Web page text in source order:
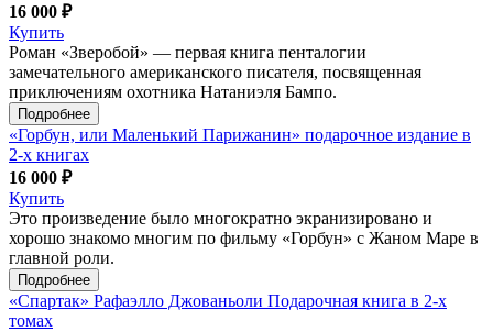
16 000 ₽
Купить
Роман «Зверобой» — первая книга пенталогии
замечательного американского писателя, посвященная
приключениям охотника Натаниэля Бампо.
Подробнее
«Горбун, или Маленький Парижанин» подарочное издание в
2-х книгах
16 000 ₽
Купить
Это произведение было многократно экранизировано и
хорошо знакомо многим по фильму «Горбун» с Жаном Маре в
главной роли.
Подробнее
«Спартак» Рафаэлло Джованьоли Подарочная книга в 2-х
томах